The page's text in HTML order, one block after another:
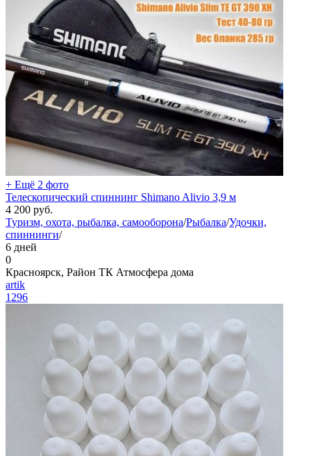
+ Ещё 2 фото
Телескопический спиннинг Shimano Alivio 3,9 м
4 200 руб.
Туризм, охота, рыбалка, самооборона/Рыбалка/Удочки,
спиннинги/
6 дней
0
Красноярск, Район ТК Атмосфера дома
artik
1296